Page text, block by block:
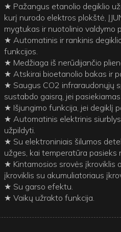
★ Pažangus etanolio degiklio
kurį nurodo elektros plokštė,
mygtukas ir nuotolinio valdymo
★ Automatinis ir rankinis
funkcijos.
★ Medžiaga iš nerūdijančio
★ Atskirai bioetanolio bakas ir
★ Saugus CO2 infraraudonųjų
sustabdo gaisrą, jei
★ Išjungimo funkcija, jei degiklį
★ Automatinis elektrinis
užpildyti.
★ Su elektroniniais šilumos
užges, kai temperatūra pasieks
★ Kintamosios srovės įkroviklis
įkroviklis su akumuliatoriaus
★ Su garso efektu.
★ Vaikų užrakto funkcija.